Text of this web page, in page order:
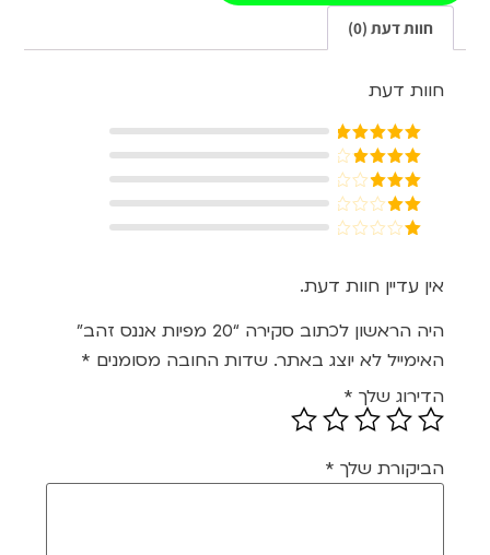
חוות דעת (0)
חוות דעת
דורג5מתוך
5
דורג4
מתוך 5
דורג3
מתוך 5
דורג
מתוך
5
אין עדיין חוות דעת.
היה הראשון לכתוב סקירה “20 מפיות אננס זהב”
האימייל לא יוצג באתר. שדות החובה מסומנים *
הדירוג שלך *
הביקורת שלך *